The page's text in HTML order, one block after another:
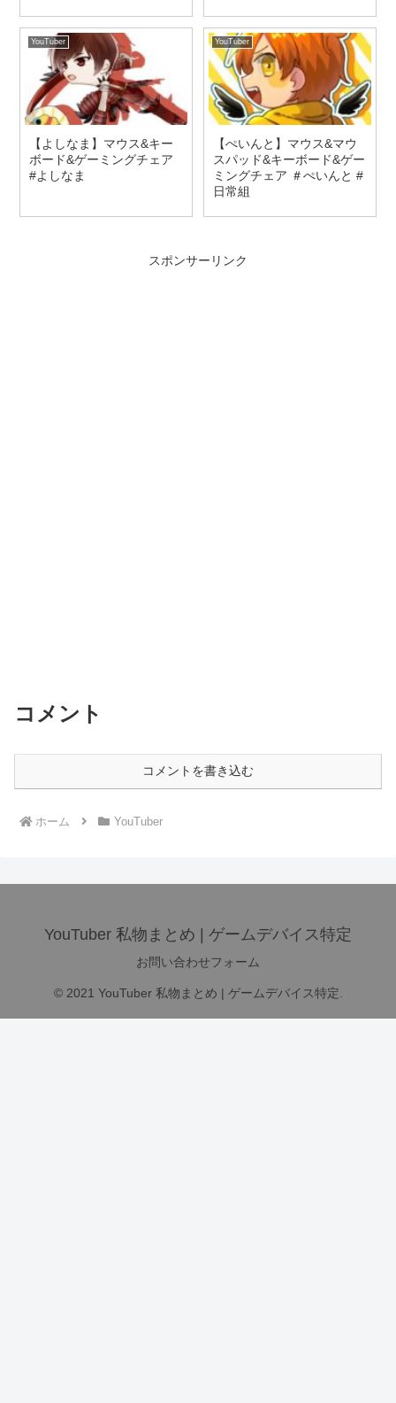
YouTuber
【よしなま】マウス&キー
ボード&ゲーミングチェア
#よしなま
YouTuber
【ぺいんと】マウス&マウ
スパッド&キーボード&ゲー
ミングチェア ＃ぺいんと #
日常組
スポンサーリンク
コメント
コメントを書き込む
ホーム YouTuber
YouTuber 私物まとめ | ゲームデバイス特定
お問い合わせフォーム
© 2021 YouTuber 私物まとめ | ゲームデバイス特定.